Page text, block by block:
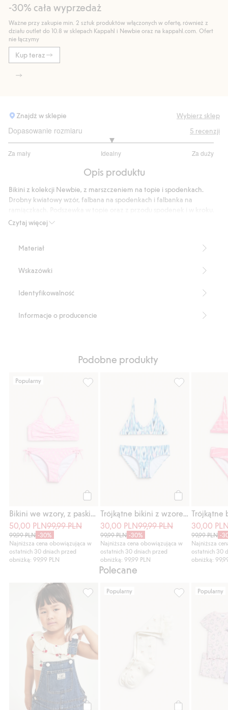
-30% cała wyprzedaż
Ważne przy zakupie min. 2 sztuk produktów włączonych w ofertę, również z
działu outlet do 10.8 w sklepach Kappahl i Newbie oraz na kappahl.com. Ofert
nie łączymy
Kup teraz
Znajdź w sklepie Wybierz sklep
Dopasowanie rozmiaru
Za mały Idealny Za duży
na
4
głosów
5 recenzji
Opis produktu
Czytaj więcej
Bikini z kolekcji Newbie, z marszczeniem na topie i spodenkach.
Drobny kwiatowy wzór, falbana na spodenkach i falbanka na
W sprzedaży różne rozmiary dla rodzeństwa.
Blended Recycled Polyester
Materiał
Wskazówki
Identyfikowalność
Informacje o producencie
Podobne produkty
Popularny
50,00 PLN99,99 PLN
99,99 PLN -30%
Najniższa cena obowiązująca w
ostatnich 30 dniach przed
obniżką: 99,99 PLN
30,00 PLN99,99 PLN
99,99 PLN -30%
Najniższa cena obowiązująca w
ostatnich 30 dniach przed
obniżką: 99,99 PLN
30,00
99,99 PLN -
Najniższa
ostatnich 30
obniżką:
Polecane
Popularny Popularny